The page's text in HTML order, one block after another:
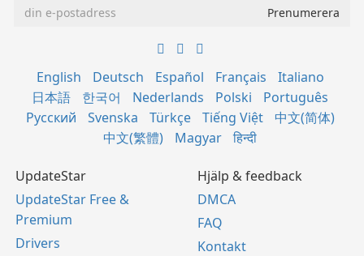
English Deutsch Español Français
Italiano
日本語
한국어 Nederlands Polski
Português
Русский
Svenska Türkçe Tiếng Việt
中文(简体)
中文(繁體)
Magyar हिन्दी
UpdateStar
UpdateStar Free &
Premium
Drivers
Hjälp & feedback
DMCA
FAQ
Kontakt